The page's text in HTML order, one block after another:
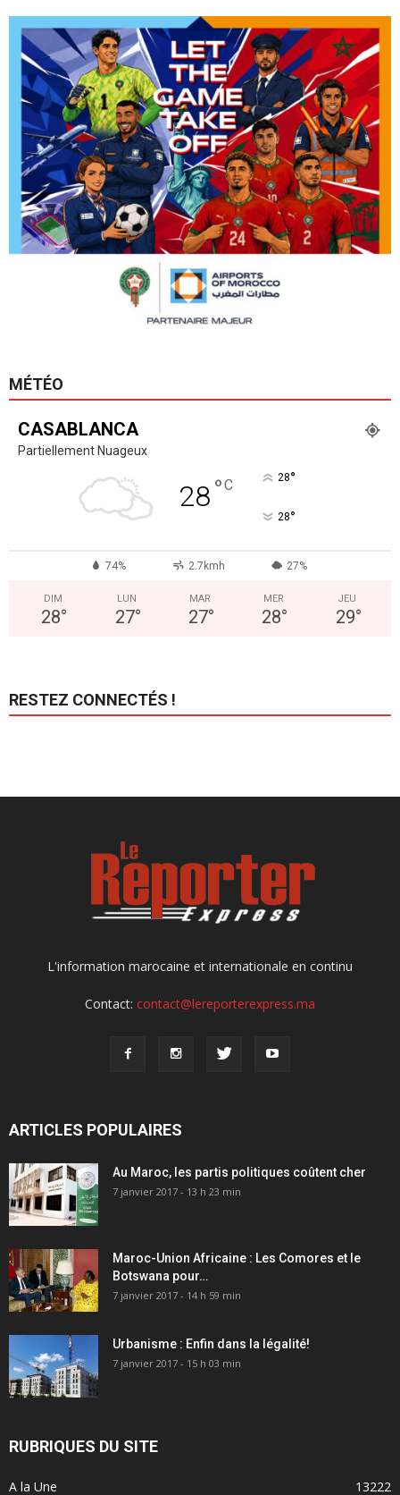
MÉTÉO
CASABLANCA
Partiellement Nuageux
28°C 28°
28°
74% 2.7kmh 27%
DIM
28°
LUN
27°
MAR
27°
MER
28°
JEU
29°
RESTEZ CONNECTÉS !
L'information marocaine et internationale en continu
Contact: contact@lereporterexpress.ma
ARTICLES POPULAIRES
Au Maroc, les partis politiques coûtent cher
7 janvier 2017 - 13 h 23 min
Maroc-Union Africaine : Les Comores et le
Botswana pour…
7 janvier 2017 - 14 h 59 min
Urbanisme : Enfin dans la légalité!
7 janvier 2017 - 15 h 03 min
RUBRIQUES DU SITE
A la Une 13222